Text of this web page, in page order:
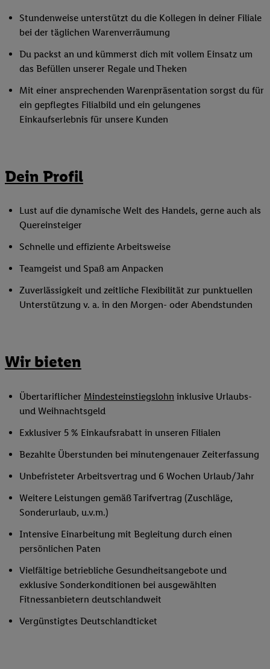
Stundenweise unterstützt du die Kollegen in deiner Filiale
bei der täglichen Warenverräumung
Du packst an und kümmerst dich mit vollem Einsatz um
das Befüllen unserer Regale und Theken
Mit einer ansprechenden Warenpräsentation sorgst du für
ein gepflegtes Filialbild und ein gelungenes
Einkaufserlebnis für unsere Kunden
Dein Profil
Lust auf die dynamische Welt des Handels, gerne auch als
Quereinsteiger
Schnelle und effiziente Arbeitsweise
Teamgeist und Spaß am Anpacken
Zuverlässigkeit und zeitliche Flexibilität zur punktuellen
Unterstützung v. a. in den Morgen- oder Abendstunden
Wir bieten
Übertariflicher Mindesteinstiegslohn inklusive Urlaubs-
und Weihnachtsgeld
Exklusiver 5 % Einkaufsrabatt in unseren Filialen
Bezahlte Überstunden bei minutengenauer Zeiterfassung
Unbefristeter Arbeitsvertrag und 6 Wochen Urlaub/Jahr
Weitere Leistungen gemäß Tarifvertrag (Zuschläge,
Sonderurlaub, u.v.m.)
Intensive Einarbeitung mit Begleitung durch einen
persönlichen Paten
Vielfältige betriebliche Gesundheitsangebote und
exklusive Sonderkonditionen bei ausgewählten
Fitnessanbietern deutschlandweit
Vergünstigtes Deutschlandticket